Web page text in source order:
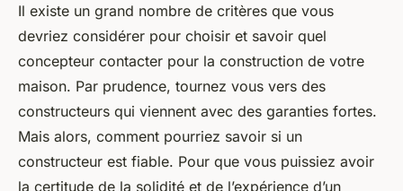
Il existe un grand nombre de critères que vous
devriez considérer pour choisir et savoir quel
concepteur contacter pour la construction de votre
maison. Par prudence, tournez vous vers des
constructeurs qui viennent avec des garanties fortes.
Mais alors, comment pourriez savoir si un
constructeur est fiable. Pour que vous puissiez avoir
la certitude de la solidité et de l’expérience d’un